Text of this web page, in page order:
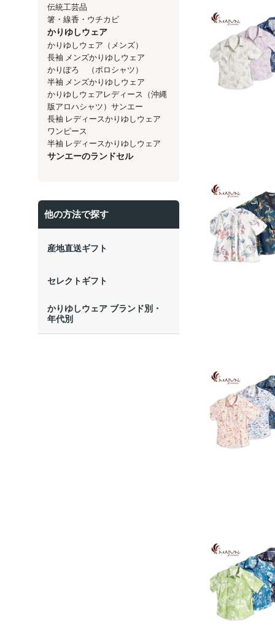
伝統工芸品
箸・線香・ウチカビ
かりゆしウェア
かりゆしウェア（メンズ）
長袖 メンズかりゆしウェア
かりぽろ （ポロシャツ）
半袖 メンズかりゆしウェア
かりゆしウェアレディース（沖縄
版アロハシャツ）サンエー
長袖 レディースかりゆしウェア
ワンピース
半袖 レディースかりゆしウェア
サンエーのランドセル
他の方法で探す
産地直送ギフト
セレクトギフト
かりゆしウェア ブランド別・
年代別